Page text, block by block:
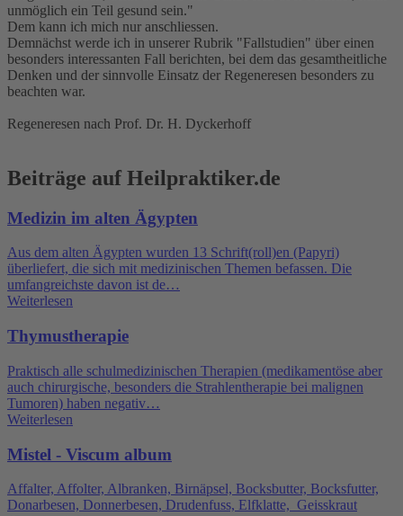
unmöglich ein Teil gesund sein."
Dem kann ich mich nur anschliessen.
Demnächst werde ich in unserer Rubrik "Fallstudien" über einen
besonders interessanten Fall berichten, bei dem das gesamtheitliche
Denken und der sinnvolle Einsatz der Regeneresen besonders zu
beachten war.
Regeneresen nach Prof. Dr. H. Dyckerhoff
Beiträge auf Heilpraktiker.de
Medizin im alten Ägypten
Aus dem alten Ägypten wurden 13 Schrift(roll)en (Papyri)
überliefert, die sich mit medizinischen Themen befassen. Die
umfangreichste davon ist de…
Weiterlesen
Thymustherapie
Praktisch alle schulmedizinischen Therapien (medikamentöse aber
auch chirurgische, besonders die Strahlentherapie bei malignen
Tumoren) haben negativ…
Weiterlesen
Mistel - Viscum album
Affalter, Affolter, Albranken, Birnäpsel, Bocksbutter, Bocksfutter,
Donarbesen, Donnerbesen, Drudenfuss, Elfklatte, Geisskraut